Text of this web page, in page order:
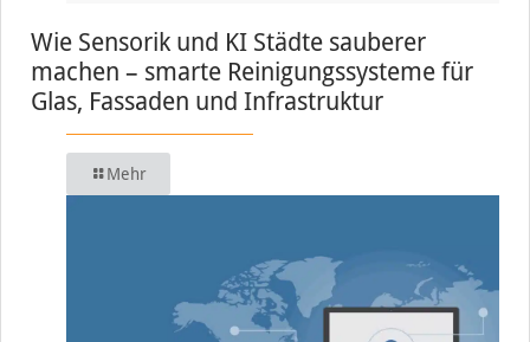
Wie Sensorik und KI Städte sauberer
machen – smarte Reinigungssysteme für
Glas, Fassaden und Infrastruktur
Mehr